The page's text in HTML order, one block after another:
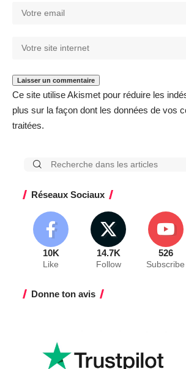
Ce site utilise Akismet pour réduire les
plus sur la façon dont les données de vos
traitées.
Réseaux Sociaux
10K
Like
14.7K
Follow
526
Subscribe
Donne ton avis